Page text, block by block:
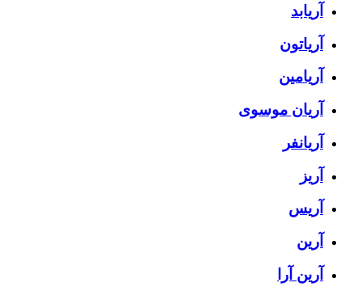
آریابد
آریاتون
آریامین
آریان موسوی
آریانفر
آریز
آریس
آرین
آرین آرا